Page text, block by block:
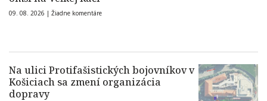
09. 08. 2026 | Žiadne komentáre
Na ulici Protifašistických bojovníkov v
Košiciach sa zmení organizácia
dopravy